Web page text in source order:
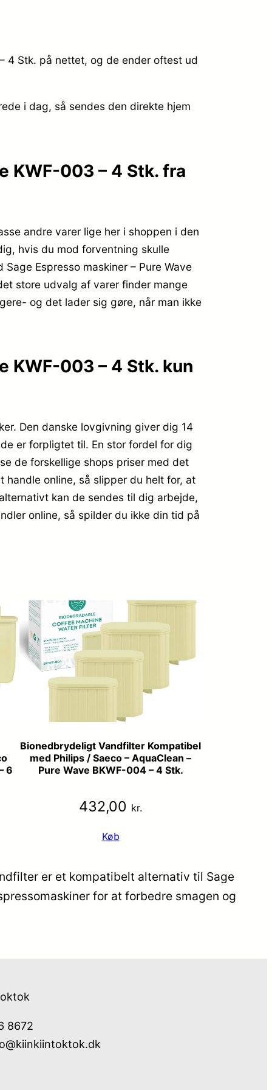
4 Stk. på nettet, og de ender oftest ud
i dag, så sendes den direkte hjem
KWF-003 – 4 Stk. fra
andre varer lige her i shoppen i den
hvis du mod forventning skulle
Espresso maskiner – Pure Wave
store udvalg af varer finder mange
og det lader sig gøre, når man ikke
KWF-003 – 4 Stk. kun
Den danske lovgivning giver dig 14
er forpligtet til. En stor fordel for dig
de forskellige shops priser med det
online, så slipper du helt for, at
kan de sendes til dig arbejde,
online, så spilder du ikke din tid på
6
Bionedbrydeligt Vandfilter Kompatibel
med Philips / Saeco – AquaClean –
Pure Wave BKWF-004 – 4 Stk.
432,00 kr.
Køb
er et kompatibelt alternativ til Sage
for at forbedre smagen og
8672